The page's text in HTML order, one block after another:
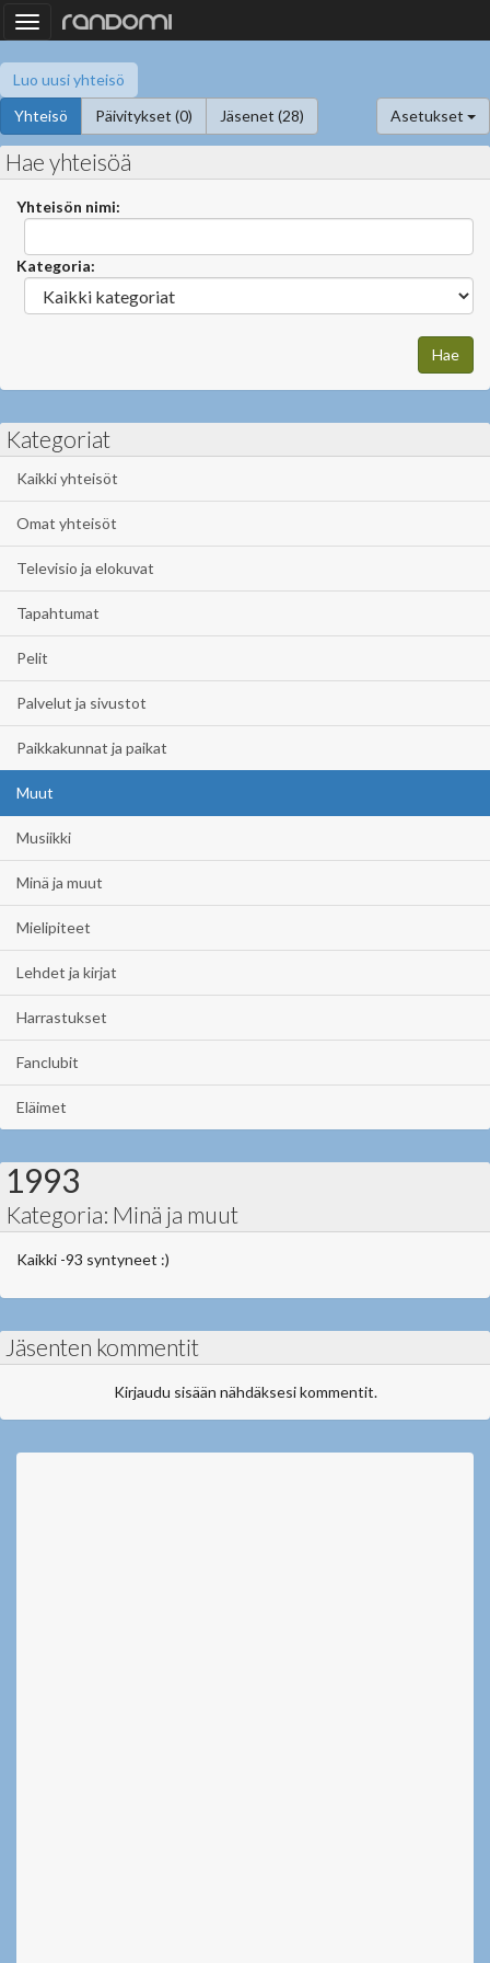
Toggle
navigation
Luo uusi yhteisö
Yhteisö
Päivitykset (0) Jäsenet (28) Asetukset
Hae yhteisöä
Yhteisön nimi:
Kategoria:
Kategoriat
Kaikki yhteisöt
Omat yhteisöt
Televisio ja elokuvat
Tapahtumat
Pelit
Palvelut ja sivustot
Paikkakunnat ja paikat
Muut
Musiikki
Minä ja muut
Mielipiteet
Lehdet ja kirjat
Harrastukset
Fanclubit
Eläimet
1993
Kategoria: Minä ja muut
Kaikki -93 syntyneet :)
Jäsenten kommentit
Kirjaudu sisään nähdäksesi kommentit.